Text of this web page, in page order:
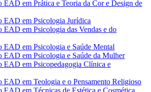
EAD em Prática e Teoria da Cor e Design de
EAD em Psicologia Jurídica
EAD em Psicologia das Vendas e do
EAD em Psicologia e Saúde Mental
EAD em Psicologia e Saúde da Mulher
EAD em Psicopedagogia Clínica e
EAD em Teologia e o Pensamento Religioso